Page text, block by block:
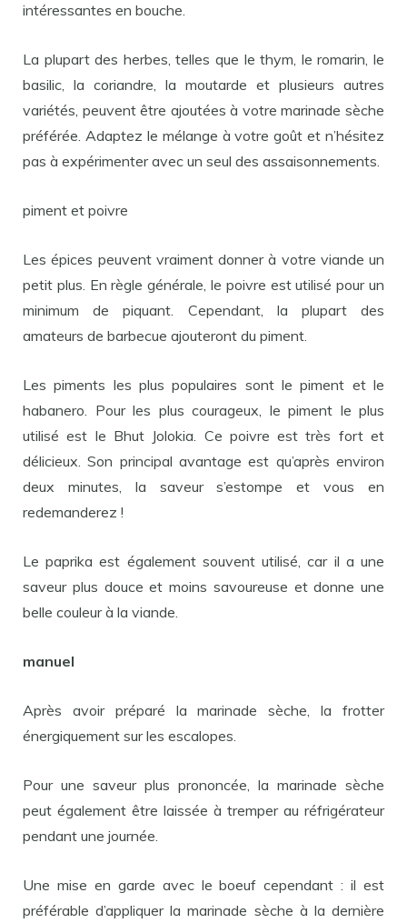
intéressantes en bouche.
La plupart des herbes, telles que le thym, le romarin, le
basilic, la coriandre, la moutarde et plusieurs autres
variétés, peuvent être ajoutées à votre marinade sèche
préférée. Adaptez le mélange à votre goût et n’hésitez
pas à expérimenter avec un seul des assaisonnements.
piment et poivre
Les épices peuvent vraiment donner à votre viande un
petit plus. En règle générale, le poivre est utilisé pour un
minimum de piquant. Cependant, la plupart des
amateurs de barbecue ajouteront du piment.
Les piments les plus populaires sont le piment et le
habanero. Pour les plus courageux, le piment le plus
utilisé est le Bhut Jolokia. Ce poivre est très fort et
délicieux. Son principal avantage est qu’après environ
deux minutes, la saveur s’estompe et vous en
redemanderez !
Le paprika est également souvent utilisé, car il a une
saveur plus douce et moins savoureuse et donne une
belle couleur à la viande.
manuel
Après avoir préparé la marinade sèche, la frotter
énergiquement sur les escalopes.
Pour une saveur plus prononcée, la marinade sèche
peut également être laissée à tremper au réfrigérateur
pendant une journée.
Une mise en garde avec le boeuf cependant : il est
préférable d’appliquer la marinade sèche à la dernière